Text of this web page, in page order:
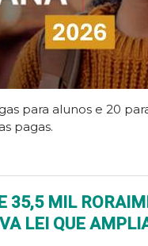
para alunos e 20
pagas.
35,5 MIL
LEI QUE